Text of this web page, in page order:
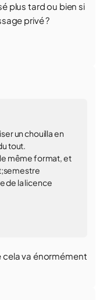
plus tard ou bien si
privé ?
un chouilla en
tout.
même format, et
de la licence
cela va énormément